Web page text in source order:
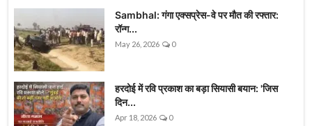
Sambhal: गंगा एक्सप्रेस-वे पर मौत की रफ्तार:
रॉन्ग...
May 26, 2026 0
हरदोई में रवि प्रकाश का बड़ा सियासी बयान: 'जिस
दिन...
Apr 18, 2026 0